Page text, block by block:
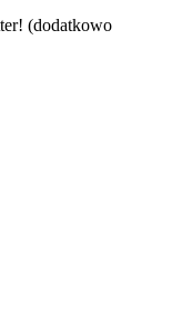
(dodatkowo